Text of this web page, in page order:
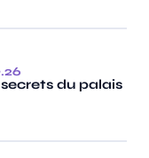
du palais